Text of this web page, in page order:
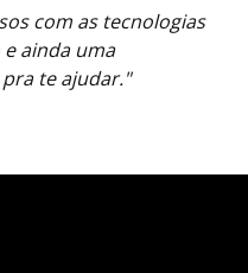
com as tecnologias
ainda uma
te ajudar."